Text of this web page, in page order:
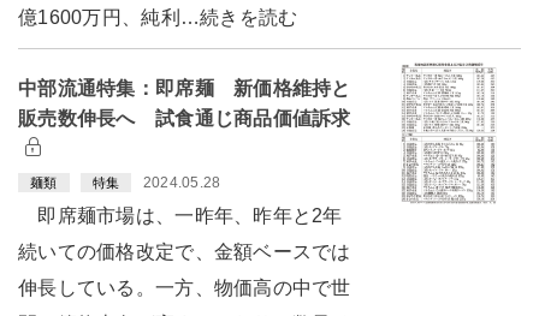
億1600万円、純利…続きを読む
中部流通特集：即席麺 新価格維持と
販売数伸長へ 試食通じ商品価値訴求
麺類 特集 2024.05.28
即席麺市場は、一昨年、昨年と2年
続いての価格改定で、金額ベースでは
伸長している。一方、物価高の中で世